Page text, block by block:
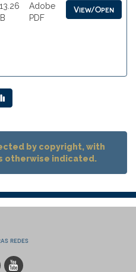
Adobe
PDF
View/Open
by copyright, with
otherwise indicated.
redes